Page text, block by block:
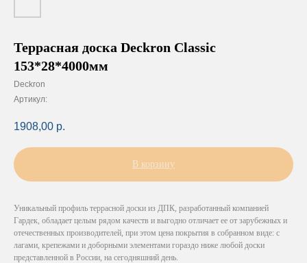
Террасная доска Deckron Classic
153*28*4000мм
Deckron
Артикул:
1908,00 р.
В корзину
Уникальный профиль террасной доски из ДПК, разработанный компанией
Гардек, обладает целым рядом качеств и выгодно отличает ее от зарубежных и
отечественных производителей, при этом цена покрытия в собранном виде: с
лагами, крепежами и доборными элементами гораздо ниже любой доски
представленной в России, на сегодняшний день.